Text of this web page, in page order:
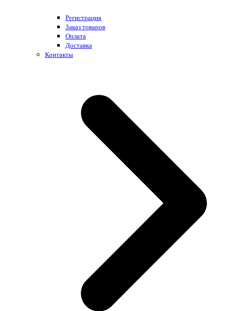
Регистрация
Заказ товаров
Оплата
Доставка
Контакты